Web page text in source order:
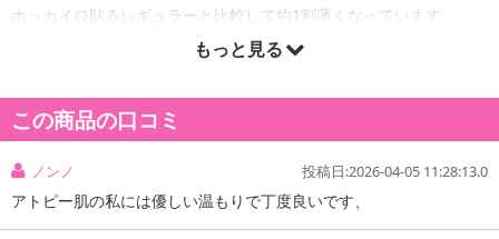
ホッカイロ貼るレギュラーと比較して約1割薄くなっています。
鉄粉・水・バーミキュライト・活性炭・塩類・吸水性樹脂
注意事項
お申込みの際は 「商品情報」に記載されている「注意事項」を
もっと見る
この商品の口コミ
ノンノ 投稿日:2026-04-05 11:28:13.0
アトピー肌の私には優しい温もりで丁度良いです、